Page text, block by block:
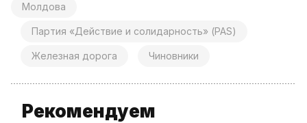
Молдова
Партия «Действие и солидарность» (PAS)
Железная дорога Чиновники
Рекомендуем